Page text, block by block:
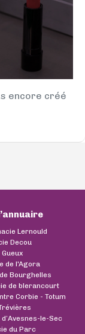
encore créé
Lernould
Decou
de l'Agora
Bourghelles
de blerancourt
Corbie - Totum
le-Sec
du Parc